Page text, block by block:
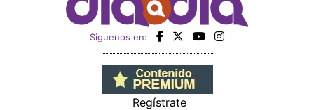
Siguenos en:
Regístrate